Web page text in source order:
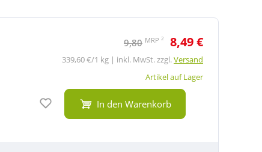
9,80 MRP 2 8,49 €
339,60 €/1 kg | inkl. MwSt. zzgl.Versand
Artikel auf Lager
Auf den Merkzettel
In den Warenkorb